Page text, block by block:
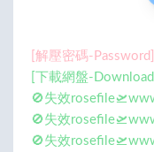
[解壓密碼-
[下載網盤-
🚫失效
🚫失效
🚫失效